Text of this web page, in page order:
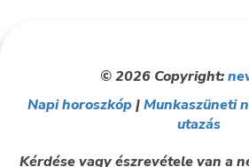
© 2026 Copyright:
Napi horoszkóp|Munkaszüneti
utazás
Kérdése vagy észrevétele van a